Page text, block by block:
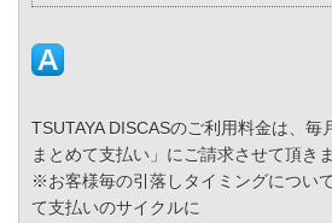
TSUTAYA DISCASのご利用料金は、毎
まとめて支払い」にご請求させて頂きま
※お客様毎の引落しタイミングについ
て支払いのサイクルに